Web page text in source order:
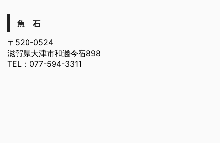
魚 石
〒520-0524
滋賀県大津市和邇今宿898
TEL：077-594-3311